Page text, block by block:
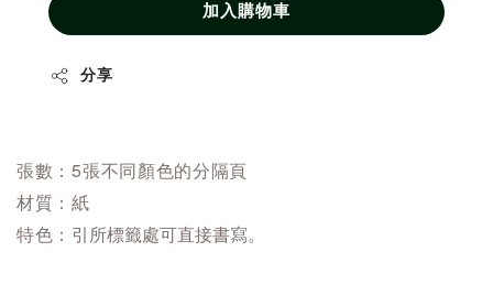
加入購物車
分享
張數：5張不同顏色的分隔頁
材質：紙
特色： 引所標籤處可直接書寫。